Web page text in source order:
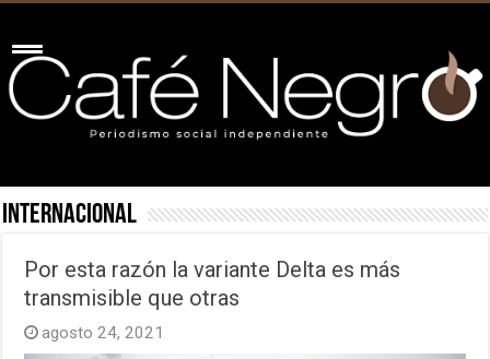
Internacional
Por esta razón la variante Delta es más
transmisible que otras
agosto 24, 2021